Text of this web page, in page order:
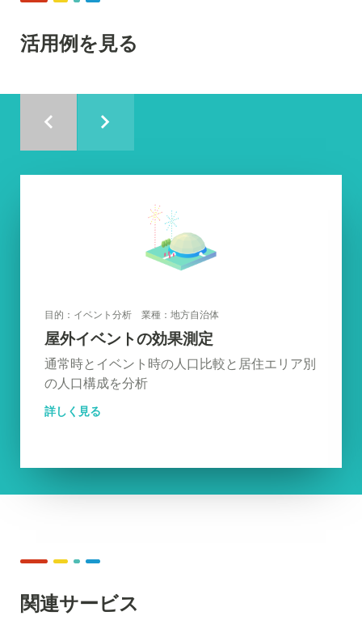
活用例を見る
目的：イベント分析 業種：地方自治体
屋外イベントの効果測定
通常時とイベント時の人口比較と居住エリア別
の人口構成を分析
詳しく見る
関連サービス